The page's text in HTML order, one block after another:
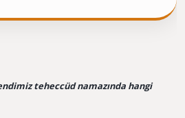
teheccüd namazında hangi